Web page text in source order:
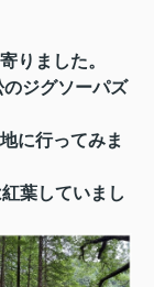
りました。
ジグソーパズ
に行ってみま
葉していまし